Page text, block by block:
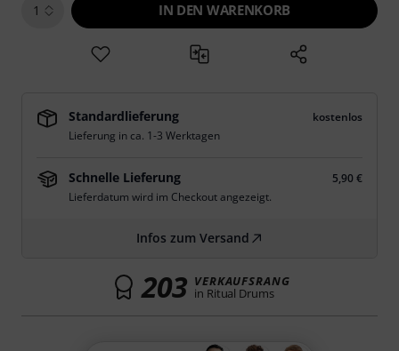
1 IN DEN WARENKORB
Standardlieferung
kostenlos
Lieferung in ca. 1-3 Werktagen
Schnelle Lieferung
5,90 €
Lieferdatum wird im Checkout angezeigt.
Infos zum Versand
203 VERKAUFSRANG
in Ritual Drums